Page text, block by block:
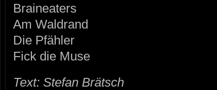
Braineaters
Am Waldrand
Die Pfähler
Fick die Muse
Text: Stefan Brätsch